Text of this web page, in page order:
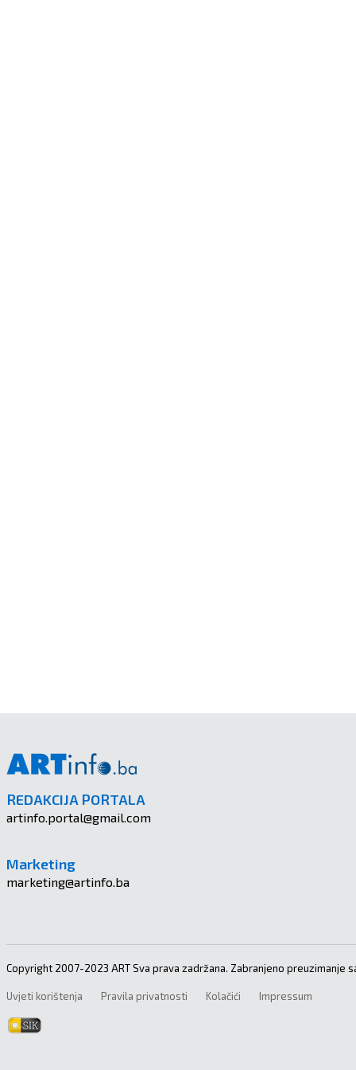
REDAKCIJA PORTALA
artinfo.portal@gmail.com
Marketing
marketing@artinfo.ba
Copyright 2007-2023 ART Sva prava zadržana. Zabranjeno preuzimanje
Uvjeti korištenja Pravila privatnosti Kolačići Impressum